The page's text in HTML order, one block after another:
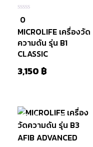
0
ใน
5
0
MICROLIFE เครื่องวัด
ความดัน รุ่น B1
CLASSIC
3,150 ฿
สินค้าหมดแล้ว